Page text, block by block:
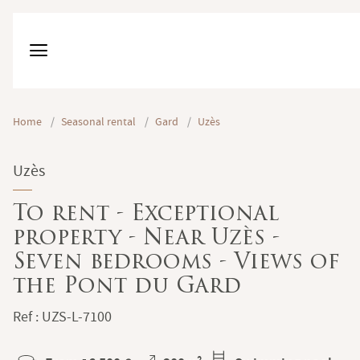
Home / Seasonal rental / Gard / Uzès
Uzès
To rent - Exceptional
property - Near Uzès -
Seven bedrooms - Views of
the Pont du Gard
Ref : UZS-L-7100